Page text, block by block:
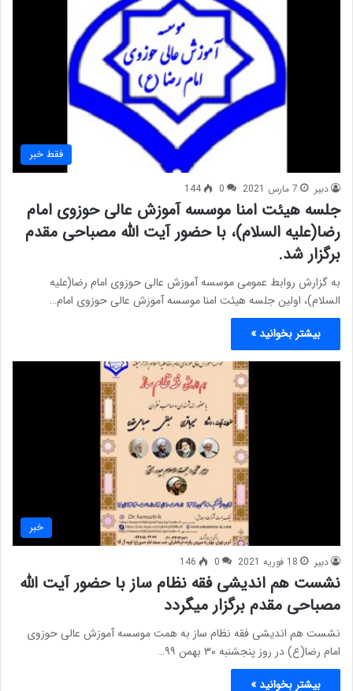
فقط خبر
دبیر 7 مارس 2021 0
144
جلسه هیئت امنا موسسه آموزش عالی حوزوی امام
رضا(علیه السلام)، با حضور آیت الله مصباحی مقدم
برگزار شد.
به گزارش روابط عمومی موسسه آموزش عالی حوزوی امام رضا(علیه
السلام)، اولین جلسه هیئت امنا موسسه آموزش عالی حوزوی امام…
بیشتر بخوانید »
خبر
دبیر 18 فوریه 2021 0
146
نشست هم اندیشی فقه نظام ساز با حضور آیت الله
مصباحی مقدم برگزار میگردد
نشست هم اندیشی فقه نظام ساز به همت موسسه آموزش عالی حوزوی
امام رضا(ع) در روز پنجشنبه ۳۰ بهمن ۹۹…
بیشتر بخوانید »